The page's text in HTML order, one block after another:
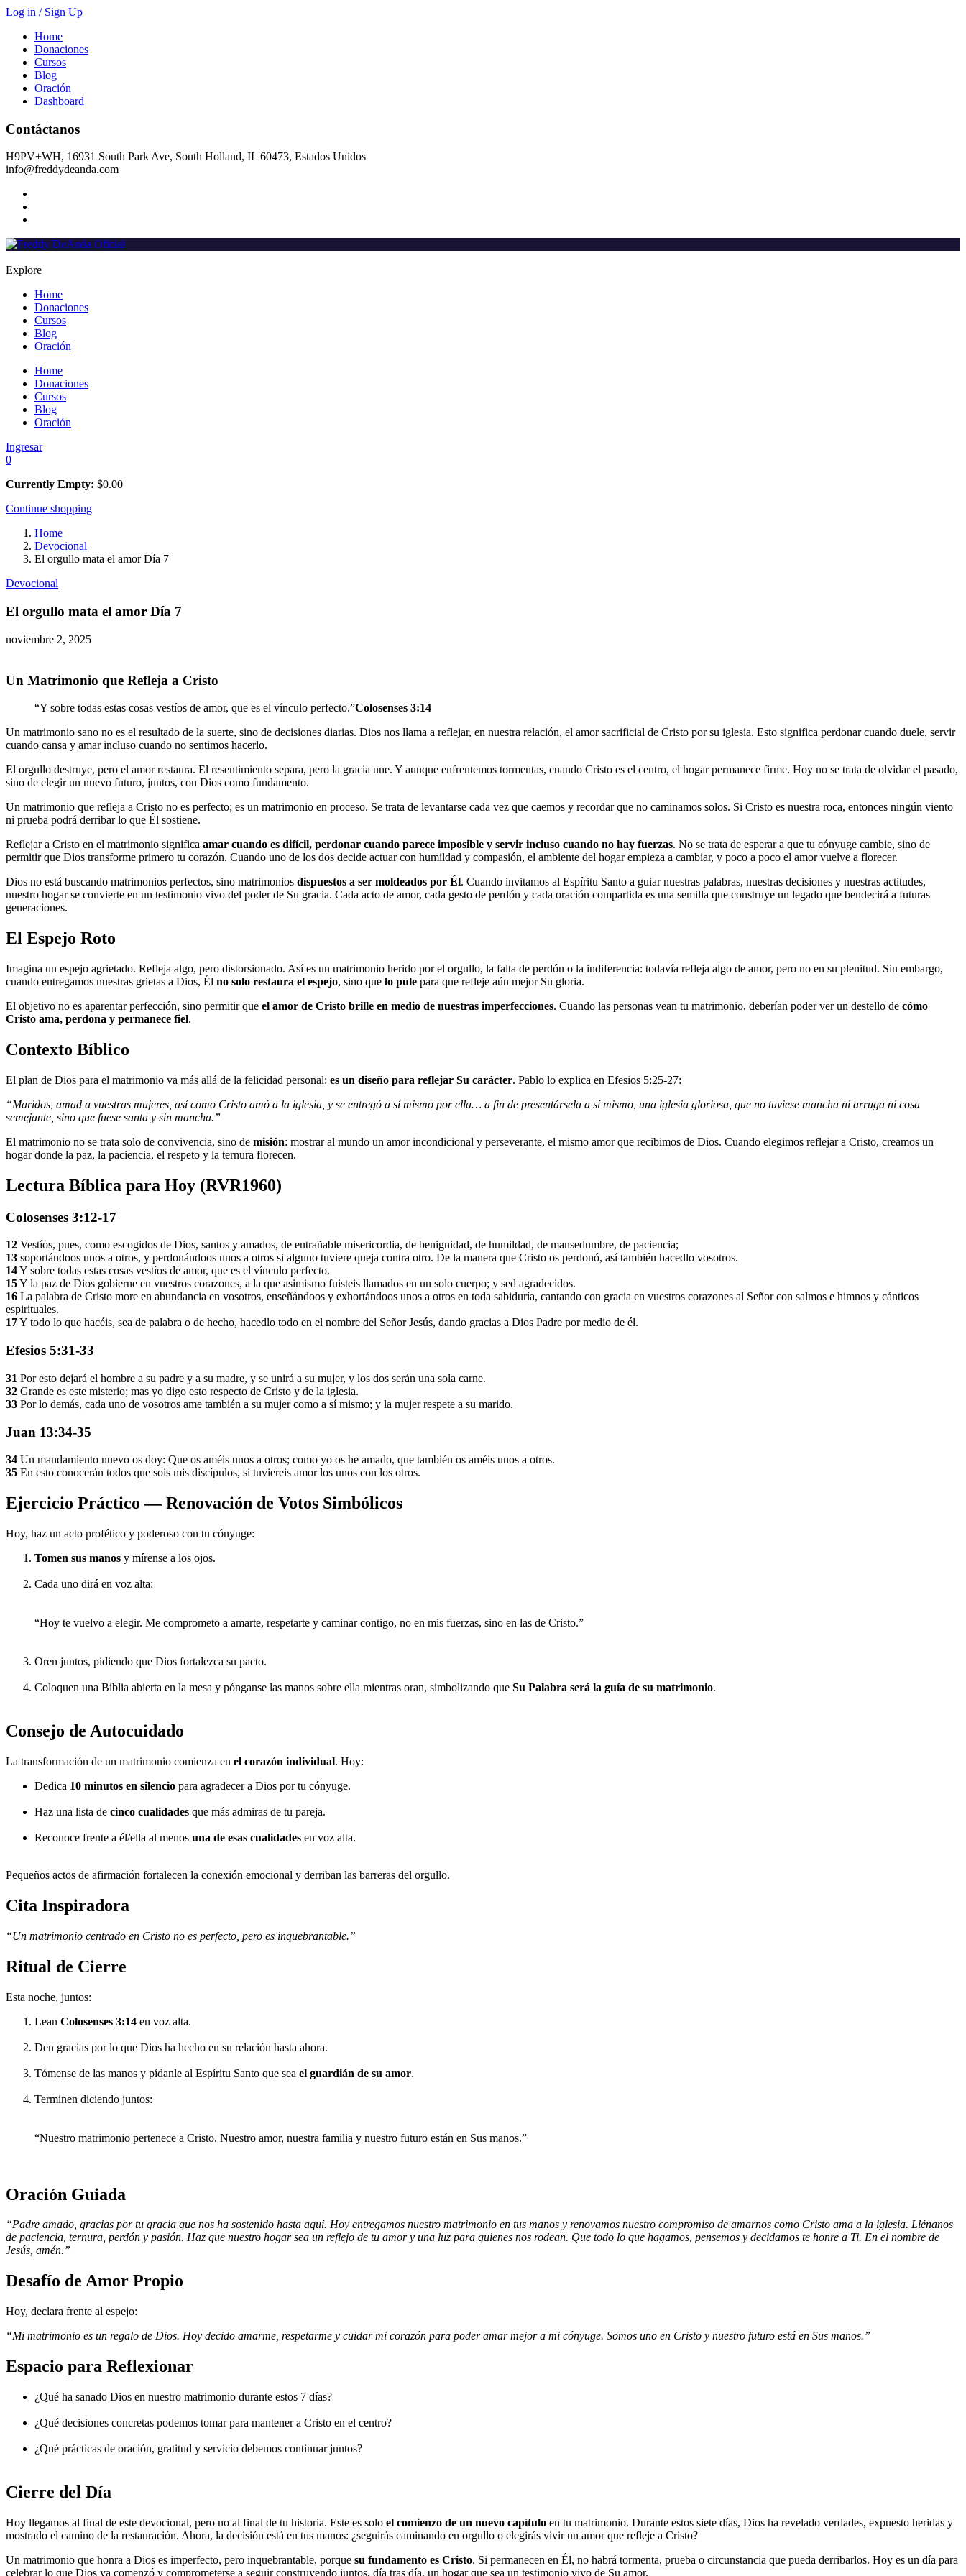
Log in / Sign Up
Home
Donaciones
Cursos
Blog
Oración
Dashboard
Contáctanos
H9PV+WH, 16931 South Park Ave, South Holland, IL 60473, Estados Unidos
info@freddydeanda.com
Explore
Home
Donaciones
Cursos
Blog
Oración
Home
Donaciones
Cursos
Blog
Oración
Ingresar
0
Currently Empty: $0.00
Continue shopping
Home
Devocional
El orgullo mata el amor Día 7
Devocional
El orgullo mata el amor Día 7
noviembre 2, 2025
Un Matrimonio que Refleja a Cristo
“Y sobre todas estas cosas vestíos de amor, que es el vínculo perfecto.”Colosenses 3:14
Un matrimonio sano no es el resultado de la suerte, sino de decisiones diarias. Dios nos llama a reflejar, en nuestra relación, el amor sacrificial de Cristo por su iglesia. Esto significa perdonar cuando duele, servir
cuando cansa y amar incluso cuando no sentimos hacerlo.
El orgullo destruye, pero el amor restaura. El resentimiento separa, pero la gracia une. Y aunque enfrentemos tormentas, cuando Cristo es el centro, el hogar permanece firme. Hoy no se trata de olvidar el pasado,
sino de elegir un nuevo futuro, juntos, con Dios como fundamento.
Un matrimonio que refleja a Cristo no es perfecto; es un matrimonio en proceso. Se trata de levantarse cada vez que caemos y recordar que no caminamos solos. Si Cristo es nuestra roca, entonces ningún viento
ni prueba podrá derribar lo que Él sostiene.
Reflejar a Cristo en el matrimonio significa amar cuando es difícil, perdonar cuando parece imposible y servir incluso cuando no hay fuerzas. No se trata de esperar a que tu cónyuge cambie, sino de
permitir que Dios transforme primero tu corazón. Cuando uno de los dos decide actuar con humildad y compasión, el ambiente del hogar empieza a cambiar, y poco a poco el amor vuelve a florecer.
Dios no está buscando matrimonios perfectos, sino matrimonios dispuestos a ser moldeados por Él. Cuando invitamos al Espíritu Santo a guiar nuestras palabras, nuestras decisiones y nuestras actitudes,
nuestro hogar se convierte en un testimonio vivo del poder de Su gracia. Cada acto de amor, cada gesto de perdón y cada oración compartida es una semilla que construye un legado que bendecirá a futuras
generaciones.
El Espejo Roto
Imagina un espejo agrietado. Refleja algo, pero distorsionado. Así es un matrimonio herido por el orgullo, la falta de perdón o la indiferencia: todavía refleja algo de amor, pero no en su plenitud. Sin embargo,
cuando entregamos nuestras grietas a Dios, Él no solo restaura el espejo, sino que lo pule para que refleje aún mejor Su gloria.
El objetivo no es aparentar perfección, sino permitir que el amor de Cristo brille en medio de nuestras imperfecciones. Cuando las personas vean tu matrimonio, deberían poder ver un destello de cómo
Cristo ama, perdona y permanece fiel.
Contexto Bíblico
El plan de Dios para el matrimonio va más allá de la felicidad personal: es un diseño para reflejar Su carácter. Pablo lo explica en Efesios 5:25-27:
“Maridos, amad a vuestras mujeres, así como Cristo amó a la iglesia, y se entregó a sí mismo por ella… a fin de presentársela a sí mismo, una iglesia gloriosa, que no tuviese mancha ni arruga ni cosa
semejante, sino que fuese santa y sin mancha.”
El matrimonio no se trata solo de convivencia, sino de misión: mostrar al mundo un amor incondicional y perseverante, el mismo amor que recibimos de Dios. Cuando elegimos reflejar a Cristo, creamos un
hogar donde la paz, la paciencia, el respeto y la ternura florecen.
Lectura Bíblica para Hoy (RVR1960)
Colosenses 3:12-17
12 Vestíos, pues, como escogidos de Dios, santos y amados, de entrañable misericordia, de benignidad, de humildad, de mansedumbre, de paciencia;
13 soportándoos unos a otros, y perdonándoos unos a otros si alguno tuviere queja contra otro. De la manera que Cristo os perdonó, así también hacedlo vosotros.
14Y sobre todas estas cosas vestíos de amor, que es el vínculo perfecto.
15Y la paz de Dios gobierne en vuestros corazones, a la que asimismo fuisteis llamados en un solo cuerpo; y sed agradecidos.
16 La palabra de Cristo more en abundancia en vosotros, enseñándoos y exhortándoos unos a otros en toda sabiduría, cantando con gracia en vuestros corazones al Señor con salmos e himnos y cánticos
espirituales.
17Y todo lo que hacéis, sea de palabra o de hecho, hacedlo todo en el nombre del Señor Jesús, dando gracias a Dios Padre por medio de él.
Efesios 5:31-33
31 Por esto dejará el hombre a su padre y a su madre, y se unirá a su mujer, y los dos serán una sola carne.
32 Grande es este misterio; mas yo digo esto respecto de Cristo y de la iglesia.
33 Por lo demás, cada uno de vosotros ame también a su mujer como a sí mismo; y la mujer respete a su marido.
Juan 13:34-35
34 Un mandamiento nuevo os doy: Que os améis unos a otros; como yo os he amado, que también os améis unos a otros.
35 En esto conocerán todos que sois mis discípulos, si tuviereis amor los unos con los otros.
Ejercicio Práctico — Renovación de Votos Simbólicos
Hoy, haz un acto profético y poderoso con tu cónyuge:
Tomen sus manos y mírense a los ojos.
Cada uno dirá en voz alta:
“Hoy te vuelvo a elegir. Me comprometo a amarte, respetarte y caminar contigo, no en mis fuerzas, sino en las de Cristo.”
Oren juntos, pidiendo que Dios fortalezca su pacto.
Coloquen una Biblia abierta en la mesa y pónganse las manos sobre ella mientras oran, simbolizando que Su Palabra será la guía de su matrimonio.
Consejo de Autocuidado
La transformación de un matrimonio comienza en el corazón individual. Hoy:
Dedica 10 minutos en silencio para agradecer a Dios por tu cónyuge.
Haz una lista de cinco cualidades que más admiras de tu pareja.
Reconoce frente a él/ella al menos una de esas cualidades en voz alta.
Pequeños actos de afirmación fortalecen la conexión emocional y derriban las barreras del orgullo.
Cita Inspiradora
“Un matrimonio centrado en Cristo no es perfecto, pero es inquebrantable.”
Ritual de Cierre
Esta noche, juntos:
Lean Colosenses 3:14 en voz alta.
Den gracias por lo que Dios ha hecho en su relación hasta ahora.
Tómense de las manos y pídanle al Espíritu Santo que sea el guardián de su amor.
Terminen diciendo juntos:
“Nuestro matrimonio pertenece a Cristo. Nuestro amor, nuestra familia y nuestro futuro están en Sus manos.”
Oración Guiada
“Padre amado, gracias por tu gracia que nos ha sostenido hasta aquí. Hoy entregamos nuestro matrimonio en tus manos y renovamos nuestro compromiso de amarnos como Cristo ama a la iglesia. Llénanos
de paciencia, ternura, perdón y pasión. Haz que nuestro hogar sea un reflejo de tu amor y una luz para quienes nos rodean. Que todo lo que hagamos, pensemos y decidamos te honre a Ti. En el nombre de
Jesús, amén.”
Desafío de Amor Propio
Hoy, declara frente al espejo:
“Mi matrimonio es un regalo de Dios. Hoy decido amarme, respetarme y cuidar mi corazón para poder amar mejor a mi cónyuge. Somos uno en Cristo y nuestro futuro está en Sus manos.”
Espacio para Reflexionar
¿Qué ha sanado Dios en nuestro matrimonio durante estos 7 días?
¿Qué decisiones concretas podemos tomar para mantener a Cristo en el centro?
¿Qué prácticas de oración, gratitud y servicio debemos continuar juntos?
Cierre del Día
Hoy llegamos al final de este devocional, pero no al final de tu historia. Este es solo el comienzo de un nuevo capítulo en tu matrimonio. Durante estos siete días, Dios ha revelado verdades, expuesto heridas y
mostrado el camino de la restauración. Ahora, la decisión está en tus manos: ¿seguirás caminando en orgullo o elegirás vivir un amor que refleje a Cristo?
Un matrimonio que honra a Dios es imperfecto, pero inquebrantable, porque su fundamento es Cristo. Si permanecen en Él, no habrá tormenta, prueba o circunstancia que pueda derribarlos. Hoy es un día para
celebrar lo que Dios ya comenzó y comprometerse a seguir construyendo juntos, día tras día, un hogar que sea un testimonio vivo de Su amor.